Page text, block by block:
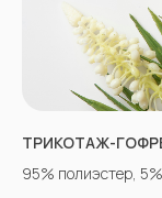
ТРИКОТАЖ-
95% полиэстер,